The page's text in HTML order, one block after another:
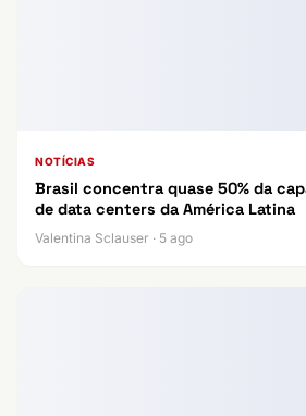
NOTÍCIAS
Brasil concentra quase 50% da
de data centers da América Latina
Valentina Sclauser · 5 ago